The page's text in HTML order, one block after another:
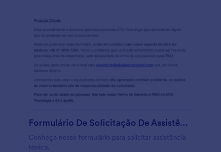
Formulário De Solicitação De Assistência Técnica
Conheça nosso formulário para solicitar assistência
ténica.